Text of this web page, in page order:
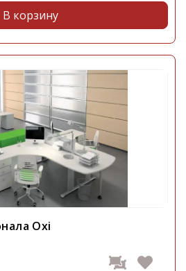
В корзину
Oxi